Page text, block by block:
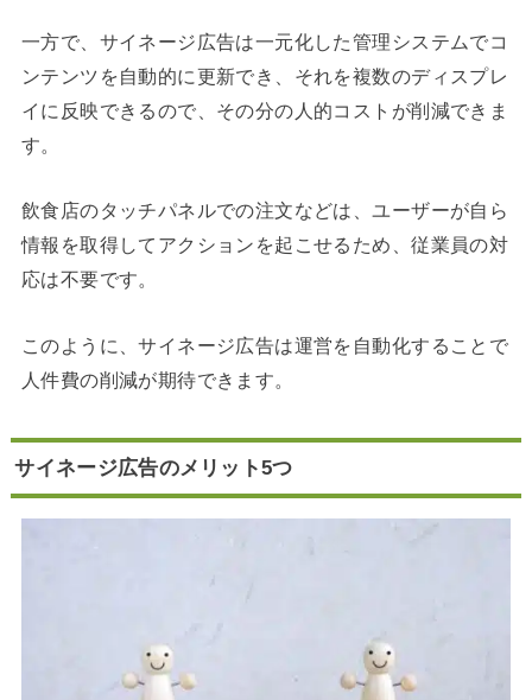
一方で、サイネージ広告は一元化した管理システムでコ
ンテンツを自動的に更新でき、それを複数のディスプレ
イに反映できるので、その分の人的コストが削減できま
す。
飲食店のタッチパネルでの注文などは、ユーザーが自ら
情報を取得してアクションを起こせるため、従業員の対
応は不要です。
このように、サイネージ広告は運営を自動化することで
人件費の削減が期待できます。
サイネージ広告のメリット5つ